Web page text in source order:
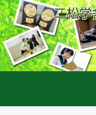
コ
ン
テ
ン
ツ
キ